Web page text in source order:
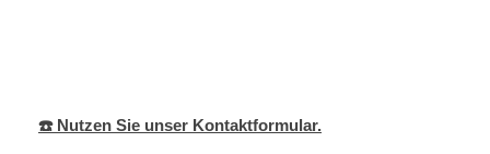
☎️ Nutzen Sie unser Kontaktformular.